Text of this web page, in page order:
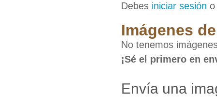
Debes iniciar sesión
Imágenes
No tenemos
¡Sé el primero en
Envía una